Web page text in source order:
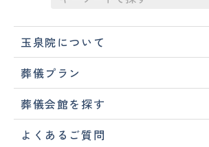
玉泉院について
葬儀プラン
葬儀会館を探す
よくあるご質問